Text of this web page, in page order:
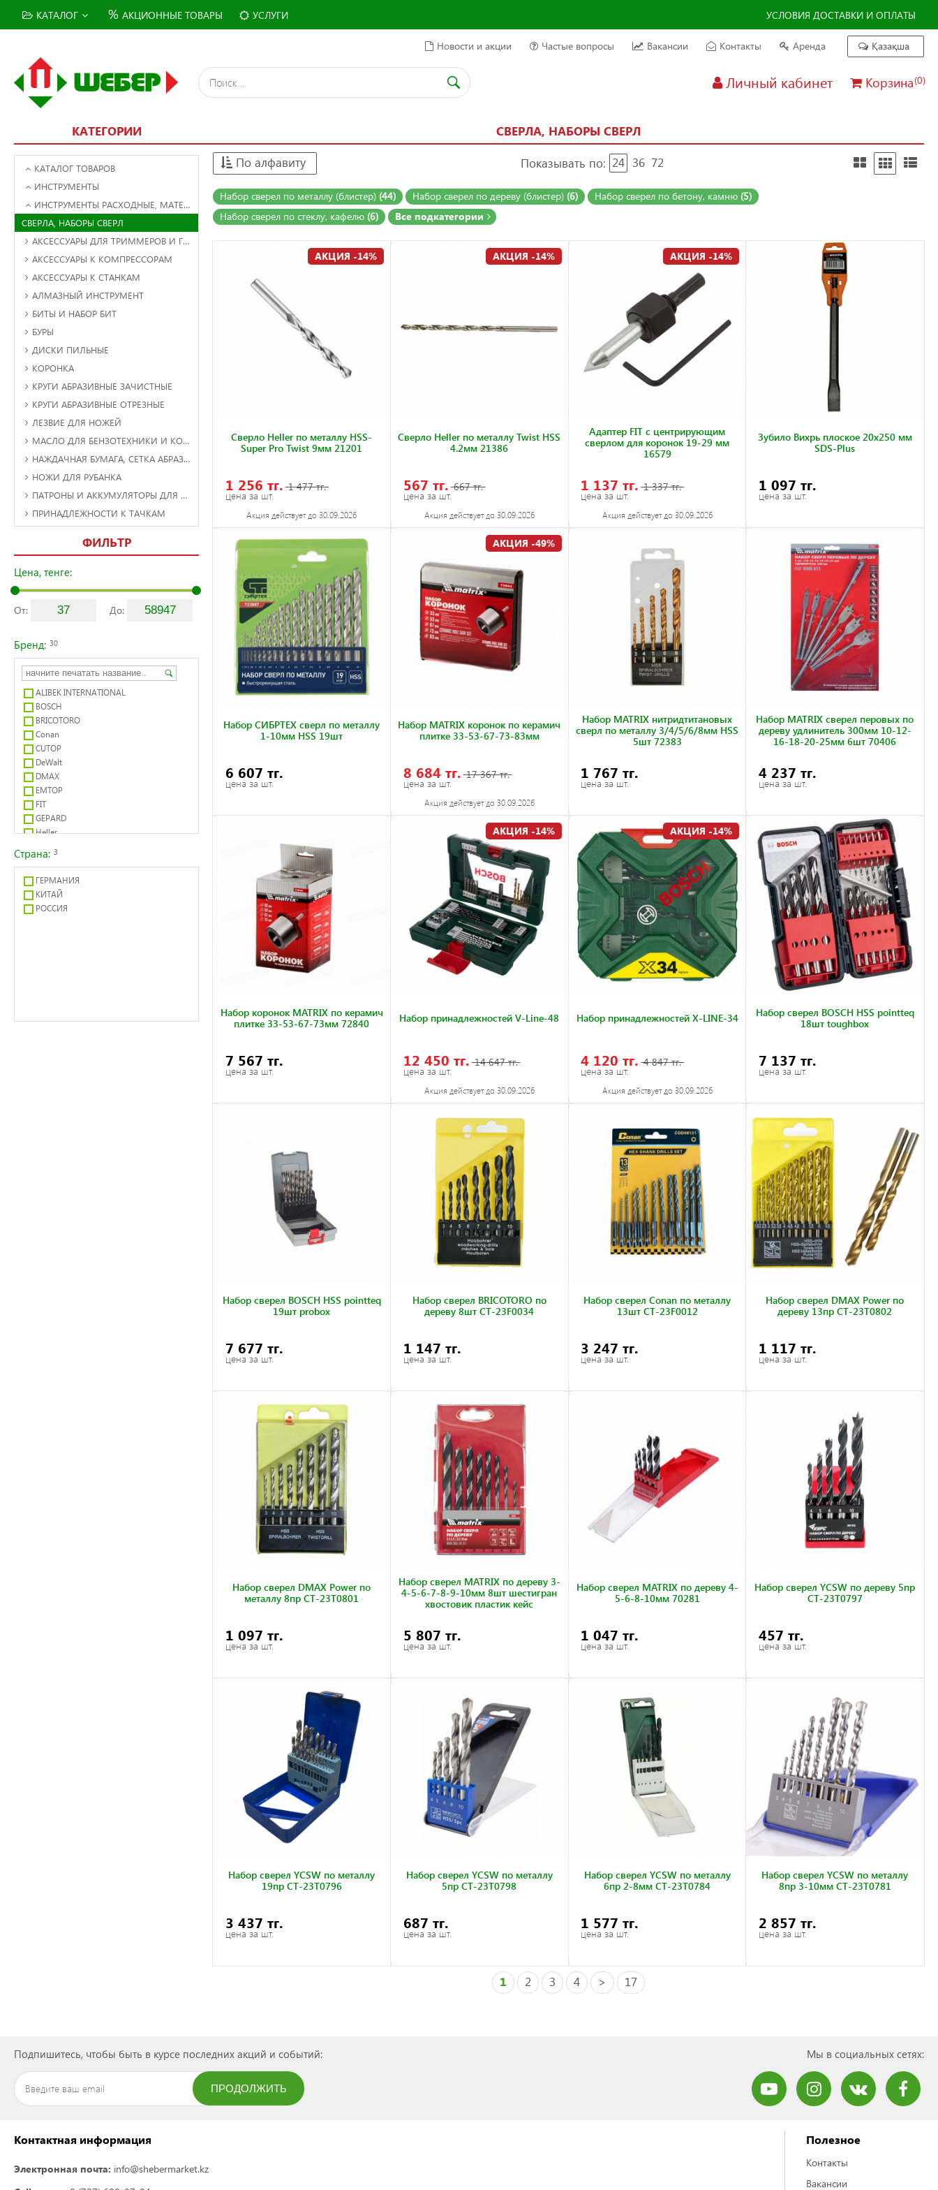
КАТАЛОГ % АКЦИОННЫЕ ТОВАРЫ УСЛУГИ УСЛОВИЯ ДОСТАВКИ И ОПЛАТЫ
Личный кабинет Корзина(0)
Новости и акции Частые вопросы Вакансии Контакты Аренда Қазақша
КАТЕГОРИИ
КАТАЛОГ ТОВАРОВ
ИНСТРУМЕНТЫ
ИНСТРУМЕНТЫ РАСХОДНЫЕ, МАТЕРИАЛЫ
СВЕРЛА, НАБОРЫ СВЕРЛ
АКСЕССУАРЫ ДЛЯ ТРИММЕРОВ И ГАЗОНОКОСИЛОК
АКСЕССУАРЫ К КОМПРЕССОРАМ
АКСЕССУАРЫ К СТАНКАМ
АЛМАЗНЫЙ ИНСТРУМЕНТ
БИТЫ И НАБОР БИТ
БУРЫ
ДИСКИ ПИЛЬНЫЕ
КОРОНКА
КРУГИ АБРАЗИВНЫЕ ЗАЧИСТНЫЕ
КРУГИ АБРАЗИВНЫЕ ОТРЕЗНЫЕ
ЛЕЗВИЕ ДЛЯ НОЖЕЙ
МАСЛО ДЛЯ БЕНЗОТЕХНИКИ И КОМПРЕССОРОВ
НАЖДАЧНАЯ БУМАГА, СЕТКА АБРАЗИВНАЯ, ВОЙЛОК
НОЖИ ДЛЯ РУБАНКА
ПАТРОНЫ И АККУМУЛЯТОРЫ ДЛЯ ДРЕЛЕЙ И ШУРУПОВЕРТОВ
ПРИНАДЛЕЖНОСТИ К ТАЧКАМ
ФИЛЬТР
Цена, тенге:
От: До:
30
Бренд:
ALIBEK INTERNATIONAL
BOSCH
BRICOTORO
Conan
CUTOP
DeWalt
DMAX
EMTOP
FIT
GEPARD
Heller
IVT
LIDE WUJIN GONGJU
3
Страна:
ГЕРМАНИЯ
КИТАЙ
РОССИЯ
СВЕРЛА, НАБОРЫ СВЕРЛ
По алфавиту
Показывать по: 24 36 72
Набор сверел по металлу (блистер) (44) Набор сверел по дереву (блистер) (6) Набор сверел по бетону, камню (5)
Набор сверел по стеклу, кафелю (6) Все подкатегории
Cверло Heller по металлу HSS-
Super Pro Twist 9мм 21201
1 256 тг. 1 477 тг.
цена за шт.
Акция действует до 30.09.2026
АКЦИЯ -14%
Cверло Heller по металлу Twist HSS
4.2мм 21386
567 тг. 667 тг.
цена за шт.
Акция действует до 30.09.2026
АКЦИЯ -14%
Адаптер FIT с центрирующим
сверлом для коронок 19-29 мм
16579
1 137 тг. 1 337 тг.
цена за шт.
Акция действует до 30.09.2026
АКЦИЯ -14%
Зубило Вихрь плоское 20x250 мм
SDS-Plus
1 097 тг.
цена за шт.
Набор CИБРТЕХ сверл по металлу
1-10мм HSS 19шт
6 607 тг.
цена за шт.
Набор MATRIX коронок по керамич
плитке 33-53-67-73-83мм
8 684 тг. 17 367 тг.
цена за шт.
Акция действует до 30.09.2026
АКЦИЯ -49%
Набор MATRIX нитридтитановых
сверл по металлу 3/4/5/6/8мм HSS
5шт 72383
1 767 тг.
цена за шт.
Набор MATRIX сверел перовых по
дереву удлинитель 300мм 10-12-
16-18-20-25мм 6шт 70406
4 237 тг.
цена за шт.
Набор коронок MATRIX по керамич
плитке 33-53-67-73мм 72840
7 567 тг.
цена за шт.
Набор принадлежностей V-Line-48
12 450 тг. 14 647 тг.
цена за шт.
Акция действует до 30.09.2026
АКЦИЯ -14%
Набор принадлежностей X-LINE-34
4 120 тг. 4 847 тг.
цена за шт.
Акция действует до 30.09.2026
АКЦИЯ -14%
Набор сверел BOSCH HSS pointteq
18шт toughbox
7 137 тг.
цена за шт.
Набор сверел BOSCH HSS pointteq
19шт probox
7 677 тг.
цена за шт.
Набор сверел BRICOTORO по
дереву 8шт CT-23F0034
1 147 тг.
цена за шт.
Набор сверел Conan по металлу
13шт CT-23F0012
3 247 тг.
цена за шт.
Набор сверел DMAX Power по
дереву 13пр CT-23T0802
1 117 тг.
цена за шт.
Набор сверел DMAX Power по
металлу 8пр CT-23T0801
1 097 тг.
цена за шт.
Набор сверел MATRIX по дереву 3-
4-5-6-7-8-9-10мм 8шт шестигран
хвостовик пластик кейс
5 807 тг.
цена за шт.
Набор сверел MATRIX по дереву 4-
5-6-8-10мм 70281
1 047 тг.
цена за шт.
Набор сверел YCSW по дереву 5пр
CT-23T0797
457 тг.
цена за шт.
Набор сверел YCSW по металлу
19пр CT-23T0796
3 437 тг.
цена за шт.
Набор сверел YCSW по металлу
5пр CT-23T0798
687 тг.
цена за шт.
Набор сверел YCSW по металлу
6пр 2-8мм CT-23T0784
1 577 тг.
цена за шт.
Набор сверел YCSW по металлу
8пр 3-10мм CT-23T0781
2 857 тг.
цена за шт.
1 2 3 4 > 17
Подпишитесь, чтобы быть в курсе последних акций и событий:
ПРОДОЛЖИТЬ
Мы в социальных сетях:
Контактная информация
Электронная почта: info@shebermarket.kz
Полезное
Контакты
Вакансии